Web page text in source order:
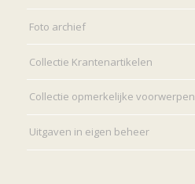
Foto archief
Collectie Krantenartikelen
Collectie opmerkelijke voorwerpen
Uitgaven in eigen beheer